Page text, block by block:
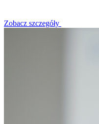
Zobacz szczegóły